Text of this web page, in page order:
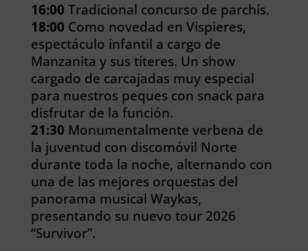
16:00 Tradicional concurso de parchís.
18:00 Como novedad en Vispieres,
espectáculo infantil a cargo de
Manzanita y sus títeres. Un show
cargado de carcajadas muy especial
para nuestros peques con snack para
disfrutar de la función.
21:30 Monumentalmente verbena de
la juventud con discomóvil Norte
durante toda la noche, alternando con
una de las mejores orquestas del
panorama musical Waykas,
presentando su nuevo tour 2026
“Survivor”.